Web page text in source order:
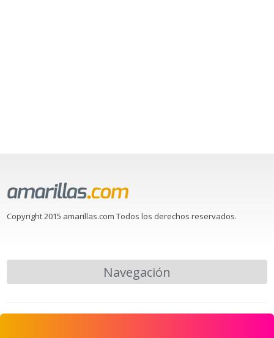
Copyright 2015 amarillas.com Todos los derechos reservados.
Navegación